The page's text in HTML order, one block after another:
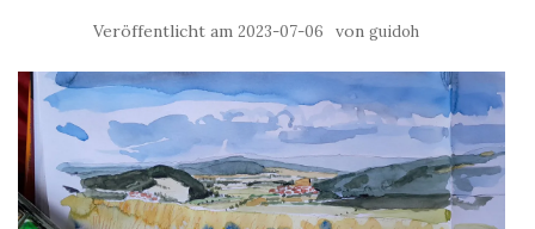
Veröffentlicht am 2023-07-06 von guidoh